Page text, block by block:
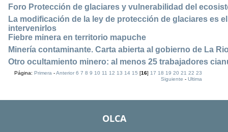
Foro Protección de glaciares y vulnerabilidad del
La modificación de la ley de protección de glaciares es
intervenirlos
Fiebre minera en territorio mapuche
Minería contaminante. Carta abierta al gobierno de La
Otro ocultamiento minero: al menos 25 trabajadores
Página:Primera -Anterior 6 7 8 9 10 11 12 13 14 15 [16]17 18 19 20 21 22 23
Siguiente -Ultima
OLCA